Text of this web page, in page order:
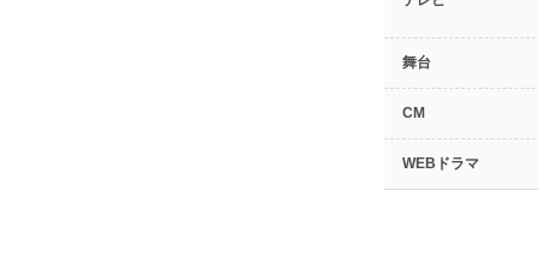
舞台
CM
WEBドラマ